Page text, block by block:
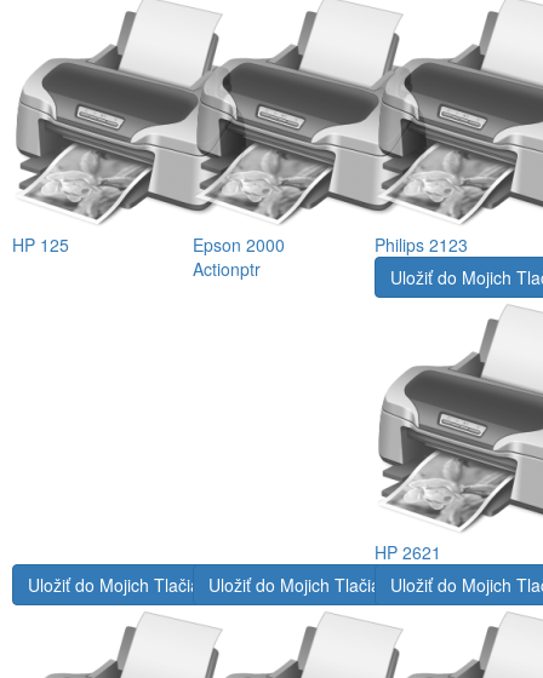
HP 125
Epson 2000
Actionptr
Philips 2123
Uložiť do Mojich
HP 2621
Uložiť do Mojich TlačiarníUložiť do Mojich TlačiarníUložiť do Mojich